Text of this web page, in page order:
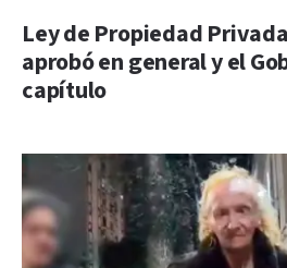
Ley de Propiedad
aprobó en general y el
capítulo